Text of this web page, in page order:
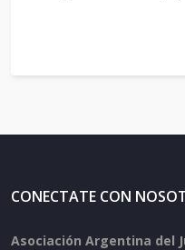
CONECTATE CON
Asociación Argentina del